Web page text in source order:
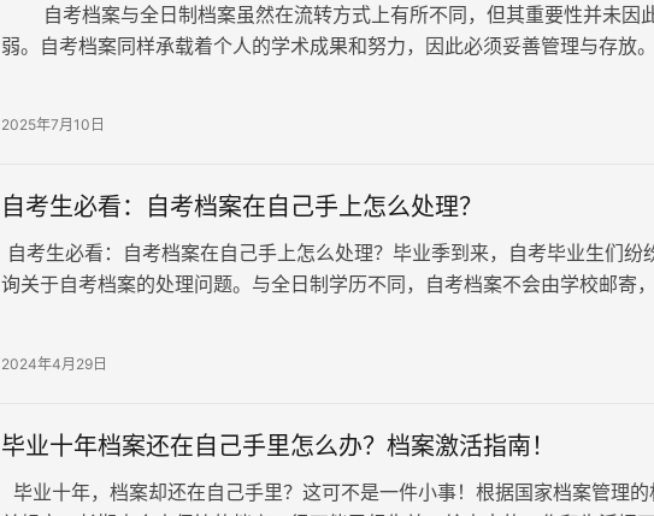
自考档案与全日制档案虽然在流转方式上有所不同，但其重要性并未因
弱。自考档案同样承载着个人的学术成果和努力，因此必须妥善管理与存放
2025年7月10日
自考生必看：自考档案在自己手上怎么处理？
自考生必看：自考档案在自己手上怎么处理？毕业季到来，自考毕业生们纷
询关于自考档案的处理问题。与全日制学历不同，自考档案不会由学校邮寄
2024年4月29日
毕业十年档案还在自己手里怎么办？档案激活指南！
毕业十年，档案却还在自己手里？这可不是一件小事！根据国家档案管理的